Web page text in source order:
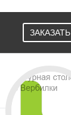
ЗАКАЗАТЬ